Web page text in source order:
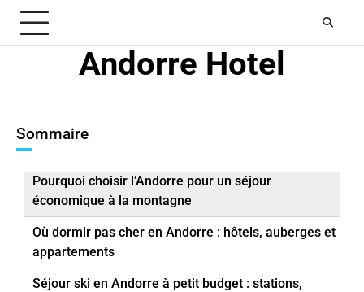
Skip
content
Andorre Hotel
Sommaire
Pourquoi choisir l’Andorre pour un séjour
économique à la montagne
Où dormir pas cher en Andorre : hôtels, auberges et
appartements
Séjour ski en Andorre à petit budget : stations,